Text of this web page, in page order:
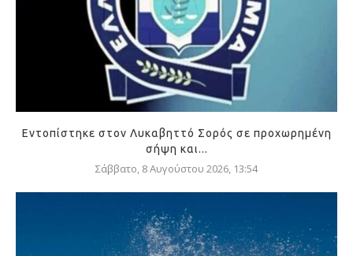
Εντοπίστηκε στον Λυκαβηττό Σορός σε προχωρημένη
σήψη και...
Σάββατο, 8 Αυγούστου 2026, 13:54